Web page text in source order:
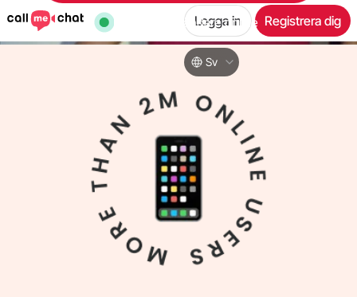
Sv
Logga in Registrera dig
användare online